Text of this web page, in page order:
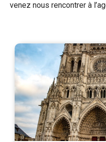
venez nous rencontrer à